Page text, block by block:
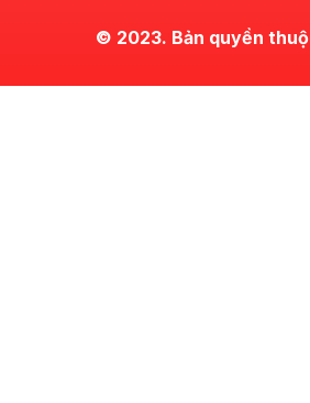
© 2023. Bản quyền